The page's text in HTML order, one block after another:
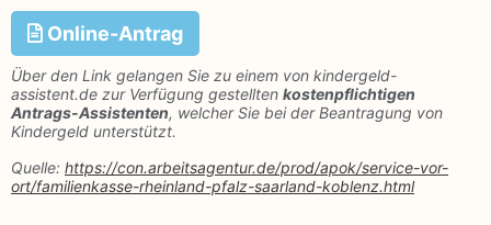
Online-Antrag
Über den Link gelangen Sie zu einem von kindergeld-
assistent.de zur Verfügung gestellten kostenpflichtigen
Antrags-Assistenten, welcher Sie bei der Beantragung von
Kindergeld unterstützt.
Quelle: https://con.arbeitsagentur.de/prod/apok/service-vor-
ort/familienkasse-rheinland-pfalz-saarland-koblenz.html